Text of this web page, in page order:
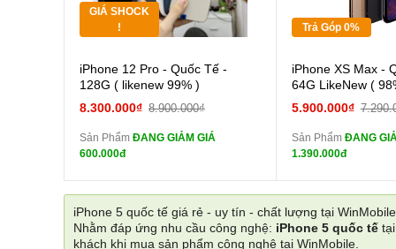
GIÁ SHOCK
!
Cường lực 10D full
màn
tai nghe iPhone 6S
Pin dự phòng và
iPhone 12 Pro - Quốc Tế -
128G ( likenew 99% )
8.300.000₫ 8.900.000₫
Sản Phẩm ĐANG GIẢM GIÁ
600.000đ
Trả Góp 0%
Tặng
màn
tai
Pin
iPhone XS Max -
64G LikeNew (
5.900.000₫
Sản Phẩm ĐANG
1.390.000đ
iPhone 5 quốc tế giá rẻ - uy tín - chất lượng tại WinMobile.
Nhằm đáp ứng nhu cầu công nghệ: iPhone 5 quốc tế tại
khách khi mua sản phẩm công nghệ tại WinMobile.